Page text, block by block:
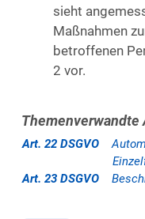
sieht
Maßnahmen
betroffenen
2 vor.
Themenverwandte
Art. 22 DSGVO
Art. 23 DSGVO